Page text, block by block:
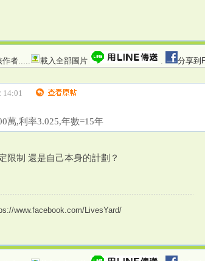
作者 載入全部圖片 分享到
14:01
萬,利率3.025,年數=15年
限制 還是自己本身的計劃？
www.facebook.com/LivesYard/